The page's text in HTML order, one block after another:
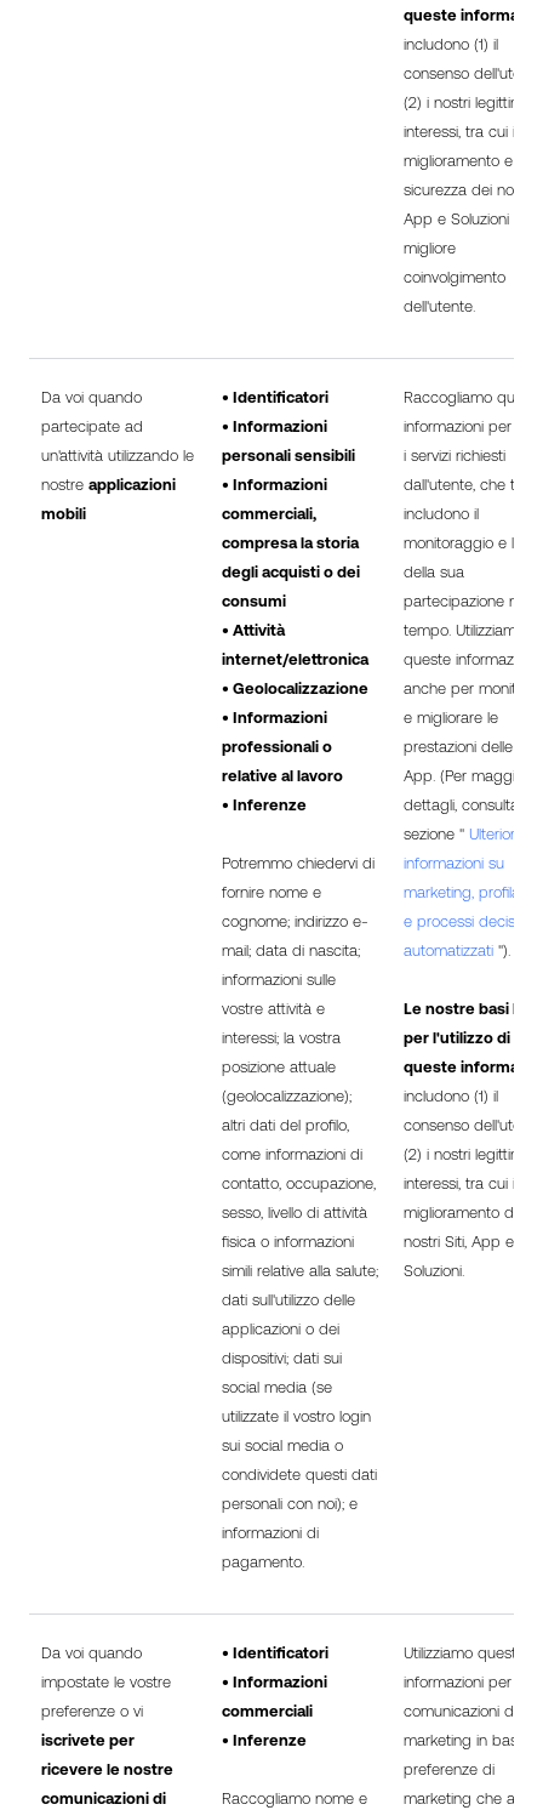
queste
includono (1) il
consenso
(2) i nostri legittimi
interessi, tra cui il
miglioramento e la
sicurezza dei nostri
App e Soluzioni e un
migliore
coinvolgimento
dell'utente.
Da voi quando
partecipate ad
un'attività utilizzando le
nostre applicazioni
mobili
• Identificatori
• Informazioni
personali sensibili
• Informazioni
commerciali,
compresa la storia
degli acquisti o dei
consumi
• Attività
internet/elettronica
• Geolocalizzazione
• Informazioni
professionali o
relative al lavoro
• Inferenze
Potremmo chiedervi di
fornire nome e
cognome; indirizzo e-
mail; data di nascita;
informazioni sulle
vostre attività e
interessi; la vostra
posizione attuale
(geolocalizzazione);
altri dati del profilo,
come informazioni di
contatto, occupazione,
sesso, livello di attività
fisica o informazioni
simili relative alla salute;
dati sull'utilizzo delle
applicazioni o dei
dispositivi; dati sui
social media (se
utilizzate il vostro login
sui social media o
condividete questi dati
personali con noi); e
informazioni di
pagamento.
Raccogliamo queste
informazioni per
i servizi richiesti
dall'utente, che
includono il
monitoraggio e
della sua
partecipazione nel
tempo. Utilizziamo
queste informazioni
anche per
e migliorare le
prestazioni delle
App. (Per maggiori
dettagli, consultare
sezione " Ulteriori
informazioni su
marketing,
e processi
automatizzati").
Le nostre basi
per l'utilizzo di
queste
includono (1) il
consenso
(2) i nostri legittimi
interessi, tra cui il
miglioramento dei
nostri Siti, App e
Soluzioni.
Da voi quando
impostate le vostre
preferenze o vi
iscrivete per
ricevere le nostre
comunicazioni di
• Identificatori
• Informazioni
commerciali
• Inferenze
Raccogliamo nome e
Utilizziamo queste
informazioni per
comunicazioni di
marketing in base
preferenze di
marketing che avete